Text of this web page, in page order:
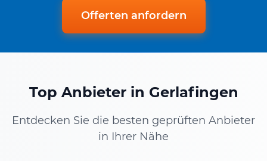
Offerten anfordern
Top Anbieter in Gerlafingen
Entdecken Sie die besten geprüften Anbieter
in Ihrer Nähe